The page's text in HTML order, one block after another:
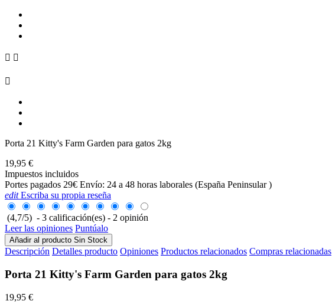
 

Porta 21 Kitty's Farm Garden para gatos 2kg
19,95 €
Impuestos incluidos
Portes pagados 29€ Envío: 24 a 48 horas laborales (España Peninsular )
editEscriba su propia reseña
(4,7/5) - 3 calificación(es) - 2 opinión
Leer las opiniones Puntúalo
Añadir al producto Sin Stock
Descripción Detalles producto Opiniones Productos relacionados Compras relacionadas
Porta 21 Kitty's Farm Garden para gatos 2kg
19,95 €